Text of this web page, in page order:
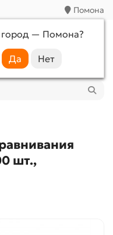
Помона
— Помона?
+7 (988) 233-44-52
шт.,